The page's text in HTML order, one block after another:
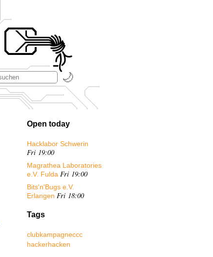
Open today
Hacklabor Schwerin
Fri 19:00
Magrathea Laboratories
e.V. Fulda Fri 19:00
Bits'n'Bugs e.V.
Erlangen Fri 18:00
Tags
clubkampagneccc
hackerhacken